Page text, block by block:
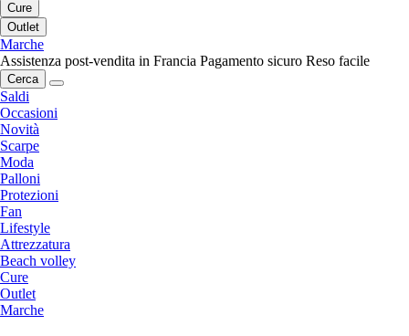
Cure
Outlet
Marche
Assistenza post-vendita in Francia Pagamento sicuro Reso facile
Cerca
Saldi
Occasioni
Novità
Scarpe
Moda
Palloni
Protezioni
Fan
Lifestyle
Attrezzatura
Beach volley
Cure
Outlet
Marche